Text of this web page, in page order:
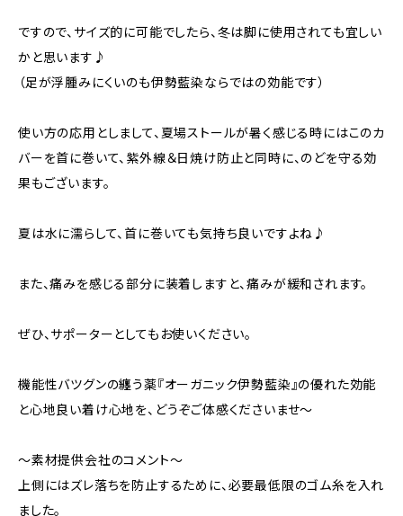
ですので、サイズ的に可能でしたら、冬は脚に使用されても宜しい
かと思います♪
（足が浮腫みにくいのも伊勢藍染ならではの効能です）
使い方の応用としまして、夏場ストールが暑く感じる時にはこのカ
バーを首に巻いて、紫外線＆日焼け防止と同時に、のどを守る効
果もございます。
夏は水に濡らして、首に巻いても気持ち良いですよね♪
また、痛みを感じる部分に装着しますと、痛みが緩和されます。
ぜひ、サポーターとしてもお使いください。
機能性バツグンの纏う薬『オーガニック伊勢藍染』の優れた効能
と心地良い着け心地を、どうぞご体感くださいませ～
～素材提供会社のコメント～
上側にはズレ落ちを防止するために、必要最低限のゴム糸を入れ
ました。